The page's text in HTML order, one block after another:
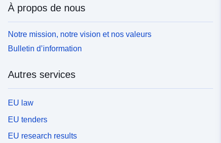
À propos de nous
Notre mission, notre vision et nos valeurs
Bulletin d’information
Autres services
EU law
EU tenders
EU research results